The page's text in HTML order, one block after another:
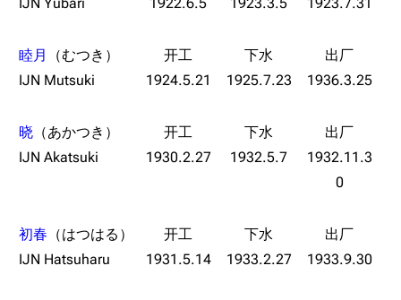
舰R百科
睦月
（むつき）
IJN Mutsuki
1924.5.21 1925.7.23 1936.3.25
晓 （あかつき）
IJN Akatsuki
1930.2.27 1932.5.7
1932.11.3
0
初春 （はつはる）
IJN Hatsuharu
1931.5.14 1933.2.27 1933.9.30